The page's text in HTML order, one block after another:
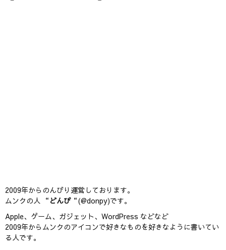
2009年からのんびり運営しております。
ムンクの人 “ どんぴ“(@donpy)です。
Apple、ゲーム、ガジェット、WordPress などなど
2009年からムンクのアイコンで好きなものを好きなように書いてい
る人です。